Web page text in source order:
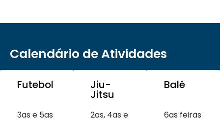
Calendário de Atividades
Futebol
3as e 5as
Jiu-
Jitsu
2as, 4as e
Balé
6as feiras